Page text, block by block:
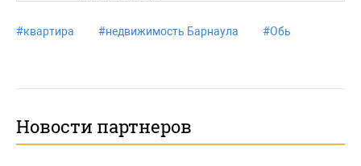
#квартира #недвижимость Барнаула #Обь
Новости партнеров